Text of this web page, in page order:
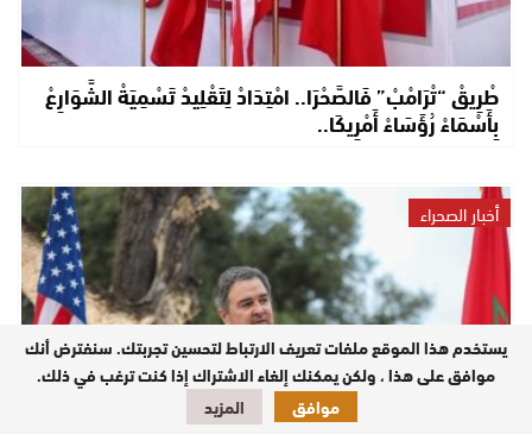
طْرِيقْ “تْرَامْبْ” فَالصَّحْرَا.. امْتِدَادْ لِتَقْلِيدْ تَسْمِيَةْ الشَّوَارِعْ
بِأَسْمَاءْ رُؤَسَاءْ أَمْرِيكَا..
أخبار الصحراء
يستخدم هذا الموقع ملفات تعريف الارتباط لتحسين تجربتك. سنفترض أنك
موافق على هذا ، ولكن يمكنك إلغاء الاشتراك إذا كنت ترغب في ذلك.
موافق
المزيد